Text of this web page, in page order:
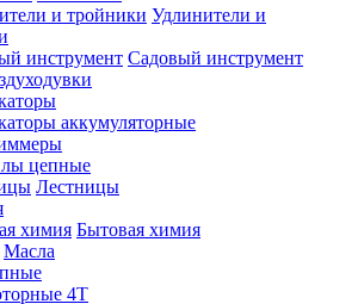
Удлинители и
Садовый инструмент
аккумуляторные
цепные
Лестницы
Бытовая химия
Масла
4Т